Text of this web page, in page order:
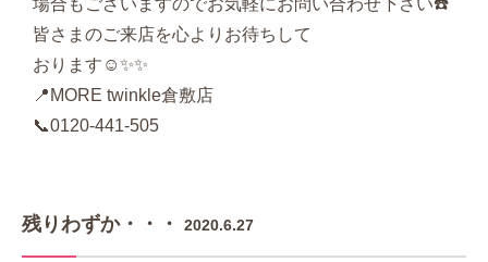
場合もございますのでお気軽にお問い合わせ下さい☎️
皆さまのご来店を心よりお待ちして
おります☺️✨✨
📍MORE twinkle倉敷店
📞0120-441-505
残りわずか・・・ 2020.6.27